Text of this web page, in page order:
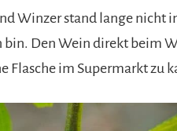
Winzer stand lange nicht
Den Wein direkt beim
Flasche im Supermarkt zu